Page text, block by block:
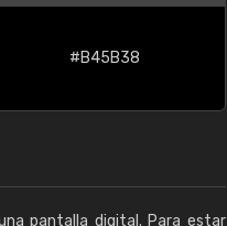
#B45B38
pantalla digital. Para estar